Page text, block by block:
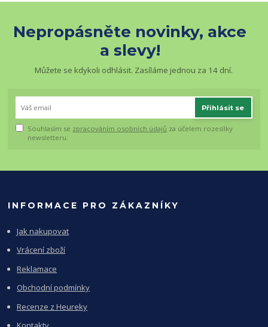
Nepropásněte novinky, akce
a slevy!
Můžete se kdykoli odhlásit. Zasíláme jednou za 14 dní.
Přihlásit se
Souhlasím se zpracováním osobních údajů za účelem rozesílky
newsletteru.
INFORMACE PRO ZÁKAZNÍKY
Jak nakupovat
Vrácení zboží
Reklamace
Obchodní podmínky
Recenze z Heureky